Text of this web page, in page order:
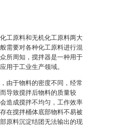
工原料和无机化工原料两大
需要对各种化工原料进行混
所周知，搅拌器是一种用于
用于工业生产领域。
由于物料的密度不同，经常
导致搅拌后物料的质量较
造成搅拌不均匀，工作效率
在搅拌桶体底部物料不易被
原料沉淀结团无法输出的现